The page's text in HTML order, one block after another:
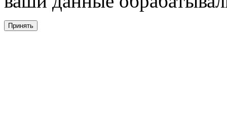
Принять